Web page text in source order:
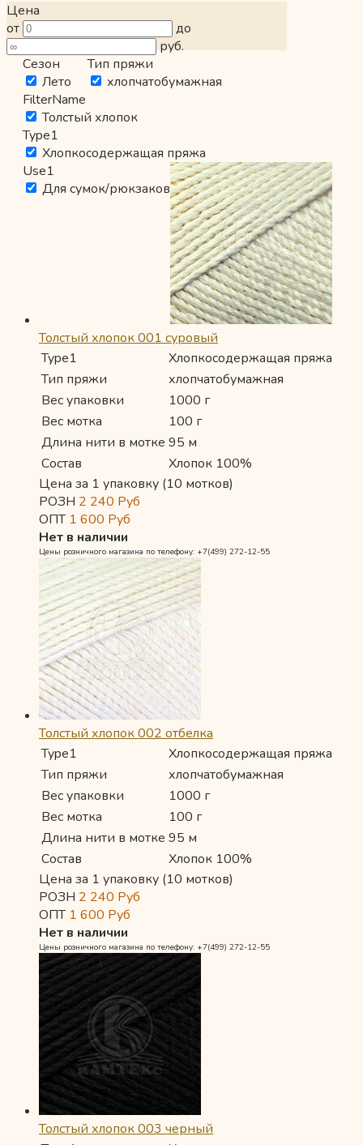
Цена
от
до
руб.
Сезон
Лето
Тип пряжи
хлопчатобумажная
FilterName
Толстый хлопок
Type1
Хлопкосодержащая пряжа
Use1
Для сумок/рюкзаков
Толстый хлопок 001 суровый
Type1
Хлопкосодержащая пряжа
Тип пряжи
хлопчатобумажная
Вес упаковки
1000 г
Вес мотка
100 г
Длина нити в мотке 95 м
Состав
Хлопок 100%
Цена за 1 упаковку (10 мотков)
РОЗН 2 240 Руб
ОПТ 1 600 Руб
Нет в наличии
Цены розничного магазина по телефону: +7(499) 272-12-55
Толстый хлопок 002 отбелка
Type1
Хлопкосодержащая пряжа
Тип пряжи
хлопчатобумажная
Вес упаковки
1000 г
Вес мотка
100 г
Длина нити в мотке 95 м
Состав
Хлопок 100%
Цена за 1 упаковку (10 мотков)
РОЗН 2 240 Руб
ОПТ 1 600 Руб
Нет в наличии
Цены розничного магазина по телефону: +7(499) 272-12-55
Толстый хлопок 003 черный